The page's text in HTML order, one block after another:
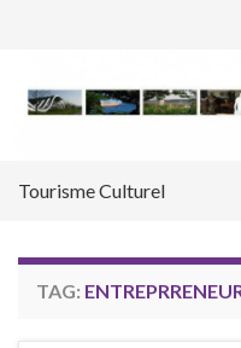
Tourisme Culturel
TAG: